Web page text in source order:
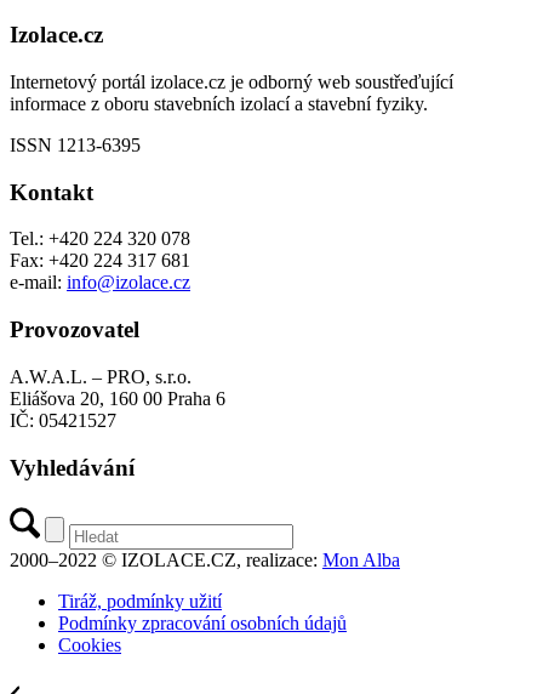
Izolace.cz
Internetový portál izolace.cz je odborný web soustřeďující
informace z oboru stavebních izolací a stavební fyziky.
ISSN 1213-6395
Kontakt
Tel.: +420 224 320 078
Fax: +420 224 317 681
e-mail: info@izolace.cz
Provozovatel
A.W.A.L. – PRO, s.r.o.
Eliášova 20, 160 00 Praha 6
IČ: 05421527
Vyhledávání
2000–2022 © IZOLACE.CZ, realizace: Mon Alba
Tiráž, podmínky užití
Podmínky zpracování osobních údajů
Cookies